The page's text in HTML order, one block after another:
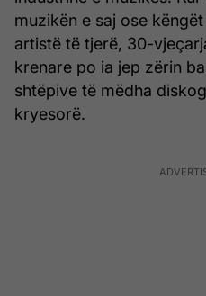
muzikën e saj ose
artistë të tjerë, 30-
krenare po ia jep zërin
shtëpive të mëdha
kryesorë.